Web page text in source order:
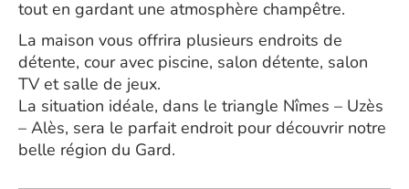
tout en gardant une atmosphère champêtre.
La maison vous offrira plusieurs endroits de
détente, cour avec piscine, salon détente, salon
TV et salle de jeux.
La situation idéale, dans le triangle Nîmes – Uzès
– Alès, sera le parfait endroit pour découvrir notre
belle région du Gard.